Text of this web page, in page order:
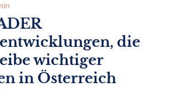
die
wichtiger
in Österreich